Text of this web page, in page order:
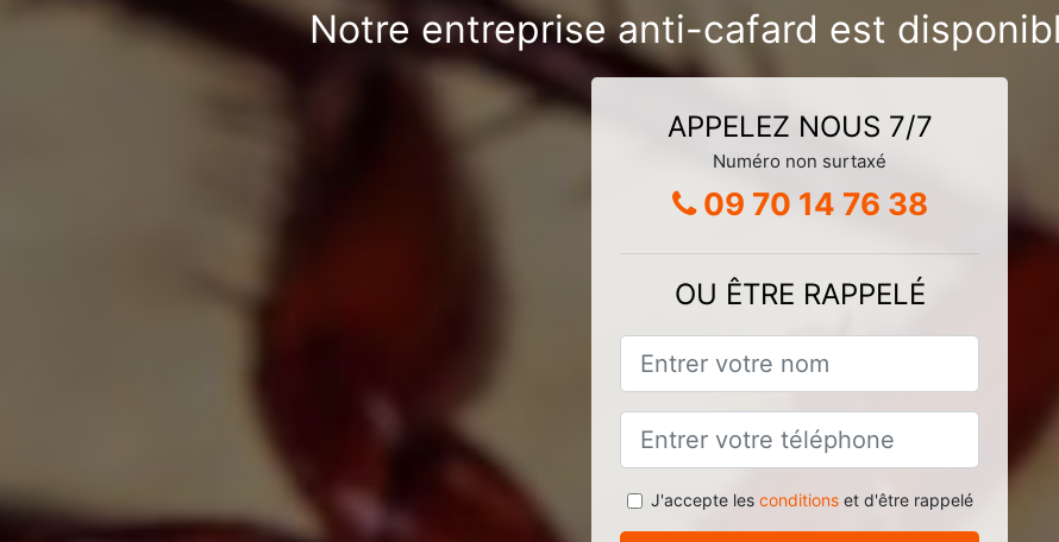
Notre entreprise anti-cafard est
APPELEZ NOUS 7/7
Numéro non surtaxé
09 70 14 76 38
OU ÊTRE RAPPELÉ
J'accepte les conditionset d'être rappelé